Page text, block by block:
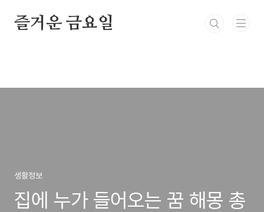
즐거운 금요일
생활정보
집에 누가 들어오는 꿈 해몽 총